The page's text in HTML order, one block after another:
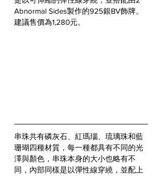
Abnormal Sides製作的925銀BV飾牌。
建議售價為1,280元。
串珠共有磷灰石、紅瑪瑙、琉璃珠和藍
珊瑚四種材質，每一種都具有不同的光
澤與顏色，串珠本身的大小也略有不
同，內部同樣是以彈性線穿繞，並配上